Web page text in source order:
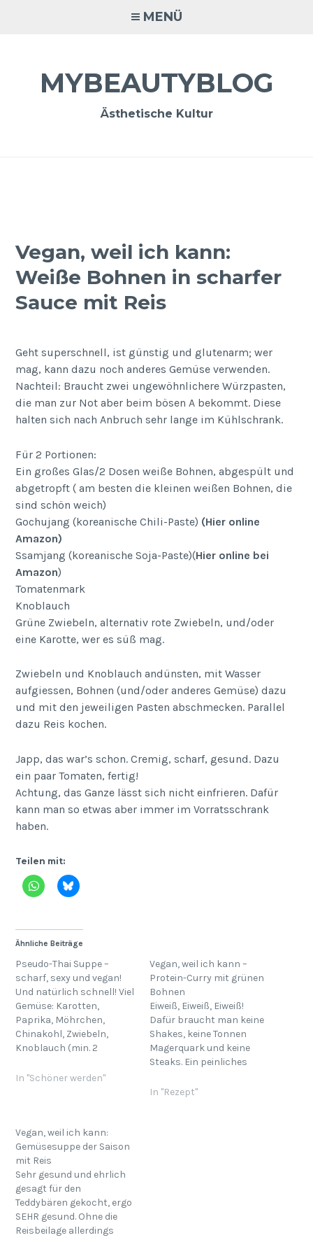
MENÜ
MYBEAUTYBLOG
Ästhetische Kultur
Vegan, weil ich kann:
Weiße Bohnen in scharfer
Sauce mit Reis
Geht superschnell, ist günstig und glutenarm; wer
mag, kann dazu noch anderes Gemüse verwenden.
Nachteil: Braucht zwei ungewöhnlichere Würzpasten,
die man zur Not aber beim bösen A bekommt. Diese
halten sich nach Anbruch sehr lange im Kühlschrank.
Für 2 Portionen:
Ein großes Glas/2 Dosen weiße Bohnen, abgespült und
abgetropft ( am besten die kleinen weißen Bohnen, die
sind schön weich)
Gochujang (koreanische Chili-Paste) (Hier online
Amazon)
Ssamjang (koreanische Soja-Paste)(Hier online bei
Amazon)
Tomatenmark
Knoblauch
Grüne Zwiebeln, alternativ rote Zwiebeln, und/oder
eine Karotte, wer es süß mag.
Zwiebeln und Knoblauch andünsten, mit Wasser
aufgiessen, Bohnen (und/oder anderes Gemüse) dazu
und mit den jeweiligen Pasten abschmecken. Parallel
dazu Reis kochen.
Japp, das war’s schon. Cremig, scharf, gesund. Dazu
ein paar Tomaten, fertig!
Achtung, das Ganze lässt sich nicht einfrieren. Dafür
kann man so etwas aber immer im Vorratsschrank
haben.
Teilen mit:
Ähnliche Beiträge
Pseudo-Thai Suppe –
scharf, sexy und vegan!
Und natürlich schnell! Viel
Gemüse: Karotten,
Paprika, Möhrchen,
Chinakohl, Zwiebeln,
Knoblauch (min. 2
sind stärkehaltige Sachen
Zitronensaft oder aber
Multivitaminsaft
(Alnatura) 1 Dose
Rapunzel
Kokosnussmilch (nicht
schütteln!) Lebensbaum
indischer Curry Sojasauce
zum salzen evtl.
In "Schöner werden"
Vegan, weil ich kann –
Protein-Curry mit grünen
Bohnen
Eiweiß, Eiweiß, Eiweiß!
Dafür braucht man keine
Shakes, keine Tonnen
Magerquark und keine
Steaks. Ein peinliches
neulich einkaufen und
In "Rezept"
Vegan, weil ich kann:
Gemüsesuppe der Saison
mit Reis
Sehr gesund und ehrlich
gesagt für den
Teddybären gekocht, ergo
SEHR gesund. Ohne die
Reisbeilage allerdings